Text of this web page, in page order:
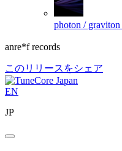
photon / graviton
anre*f records
このリリースをシェア
EN
JP